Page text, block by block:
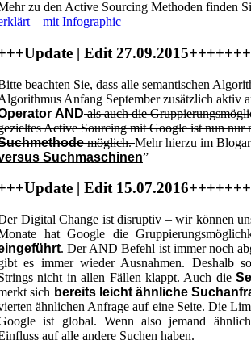
zu den Active Sourcing Methoden finden
– mit Infographic
| Edit
beachten Sie, dass alle semantischen
Anfang September zusätzlich aktiv
A NDals auch die
Active Sourcing mit Google ist nun
möglich.Mehr hierzu im
Suchmaschinen”
| Edit
Digital Change ist disruptiv – wir können
hat Google die
. Der AND Befehl ist immer noch
es immer wieder Ausnahmen. Deshalb
nicht in allen Fällen klappt. Auch die
sich bereits leicht ähnliche
ähnlichen Anfrage auf eine Seite. Die
ist global. Wenn also jemand
auf alle andere Suchen haben.